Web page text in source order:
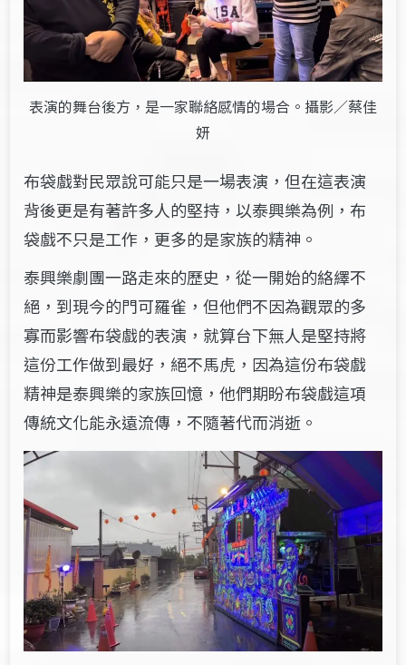
表演的舞台後方，是一家聯絡感情的場合。攝影／蔡佳
妍
布袋戲對民眾說可能只是一場表演，但在這表演
背後更是有著許多人的堅持，以泰興樂為例，布
袋戲不只是工作，更多的是家族的精神。
泰興樂劇團一路走來的歷史，從一開始的絡繹不
絕，到現今的門可羅雀，但他們不因為觀眾的多
寡而影響布袋戲的表演，就算台下無人是堅持將
這份工作做到最好，絕不馬虎，因為這份布袋戲
精神是泰興樂的家族回憶，他們期盼布袋戲這項
傳統文化能永遠流傳，不隨著代而消逝。